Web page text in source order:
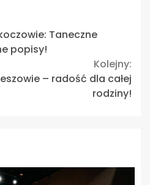
Taneczne
popisy!
Kolejny:
– radość dla całej
rodziny!